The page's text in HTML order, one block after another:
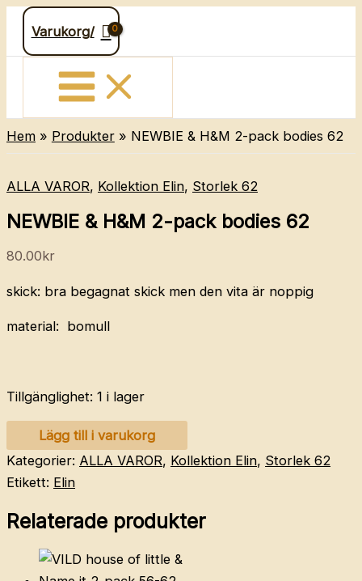
Hoppa
innehåll
Varukorg/
Hem Produkter NEWBIE & H&M 2-pack bodies 62
ALLA VAROR, Kollektion Elin, Storlek 62
NEWBIE & H&M 2-pack bodies 62
80.00kr
skick: bra begagnat skick men den vita är noppig
material: bomull
Tillgänglighet: 1 i lager
NEWBIE
&
H&M
pack
Lägg till i varukorg
Kategorier: ALLA VAROR, Kollektion Elin, Storlek 62
Etikett: Elin
Relaterade produkter